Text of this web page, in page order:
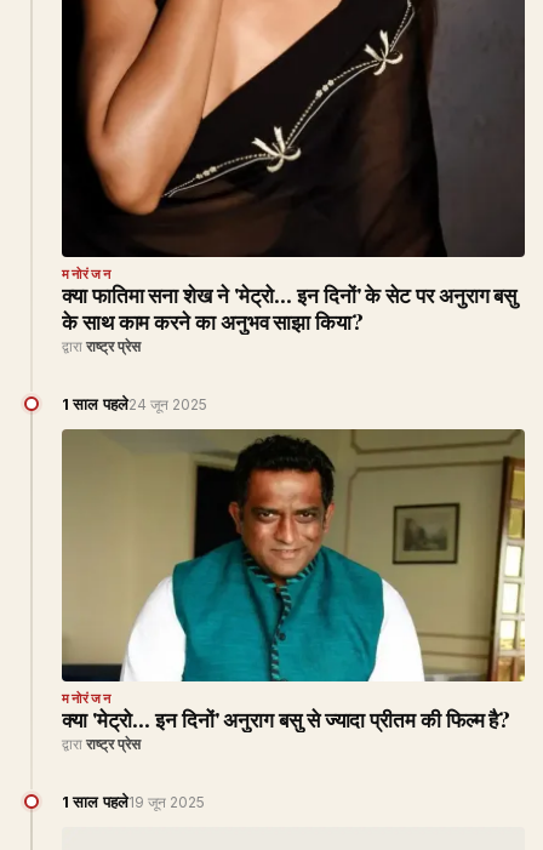
मनोरंजन
क्या फातिमा सना शेख ने 'मेट्रो... इन दिनों' के सेट पर अनुराग बसु
के साथ काम करने का अनुभव साझा किया?
द्वारा राष्ट्र प्रेस
1 साल पहले24 जून 2025
मनोरंजन
क्या 'मेट्रो... इन दिनों' अनुराग बसु से ज्यादा प्रीतम की फिल्म है?
द्वारा राष्ट्र प्रेस
1 साल पहले19 जून 2025